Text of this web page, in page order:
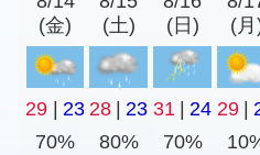
(金)
(土)
(日)
(月
29 23 28 23 31 24 29
70%
80% 70%